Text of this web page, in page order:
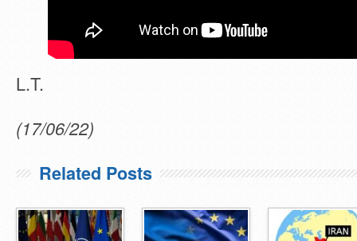
L.T.
(17/06/22)
Related Posts